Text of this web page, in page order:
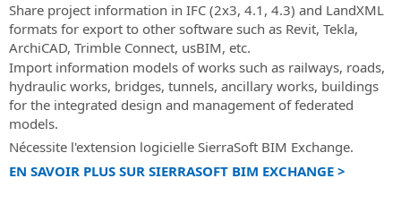
Share project information in IFC (2x3, 4.1, 4.3) and LandXML
formats for export to other software such as Revit, Tekla,
ArchiCAD, Trimble Connect, usBIM, etc.
Import information models of works such as railways, roads,
hydraulic works, bridges, tunnels, ancillary works, buildings
for the integrated design and management of federated
models.
Nécessite l'extension logicielle SierraSoft BIM Exchange.
EN SAVOIR PLUS SUR SIERRASOFT BIM EXCHANGE >